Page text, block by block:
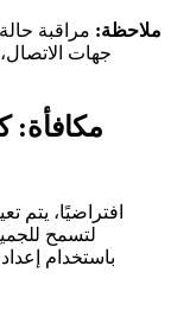
ملاحظة: مراقبة
جهات
مكافأة:
افتراضيًا، يتم
لتسمح
باستخدام